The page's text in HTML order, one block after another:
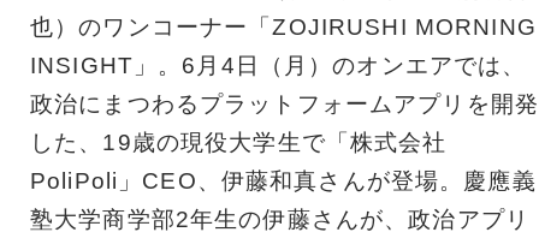
也）のワンコーナー「ZOJIRUSHI MORNING
INSIGHT」。6月4日（月）のオンエアでは、
政治にまつわるプラットフォームアプリを開発
した、19歳の現役大学生で「株式会社
PoliPoli」CEO、伊藤和真さんが登場。慶應義
塾大学商学部2年生の伊藤さんが、政治アプリ